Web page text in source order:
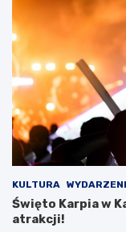
KULTURA
Święto Karpia w
atrakcji!